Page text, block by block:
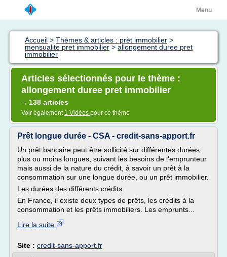
Menu
Accueil > Thèmes & articles : prèt immobilier >
mensualite pret immobilier > allongement duree pret
immobilier
Articles sélectionnés pour le thème :
allongement duree pret immobilier
→ 138 articles
Voir également 1 Vidéos pour ce thème
Prêt longue durée - CSA - credit-sans-apport.fr
Un prêt bancaire peut être sollicité sur différentes durées,
plus ou moins longues, suivant les besoins de l'emprunteur
mais aussi de la nature du crédit, à savoir un prêt à la
consommation sur une longue durée, ou un prêt immobilier.
Les durées des différents crédits
En France, il existe deux types de prêts, les crédits à la
consommation et les prêts immobiliers. Les emprunts...
Lire la suite
Site : credit-sans-apport.fr